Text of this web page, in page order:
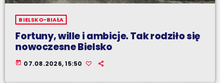
BIELSKO-BIAŁA
Fortuny, wille i ambicje. Tak rodziło się
nowoczesne Bielsko
today 07.08.2026, 15:50